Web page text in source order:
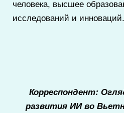
человека, высшее
исследований и инноваций.
Корреспондент:
развития ИИ во